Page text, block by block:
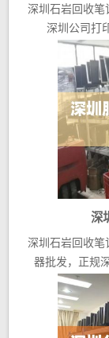
深圳石岩回收
深圳公司
深
深圳石岩回收
器批发，正规